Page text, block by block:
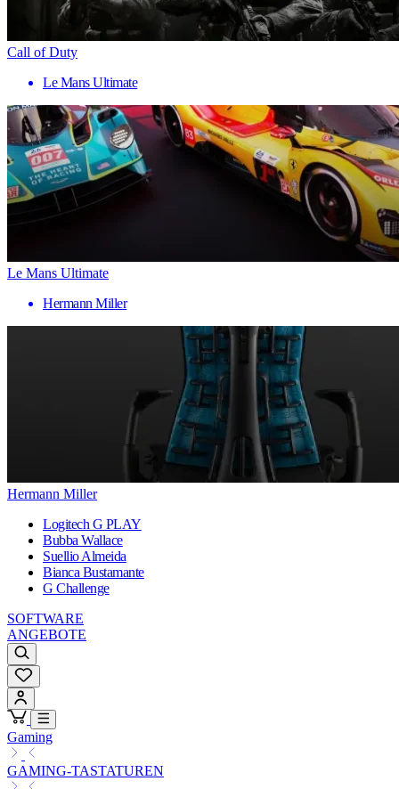
Call of Duty
Le Mans Ultimate
Le Mans Ultimate
Hermann Miller
Hermann Miller
Logitech G PLAY
Bubba Wallace
Suellio Almeida
Bianca Bustamante
G Challenge
SOFTWARE
ANGEBOTE
Gaming
GAMING-TASTATUREN